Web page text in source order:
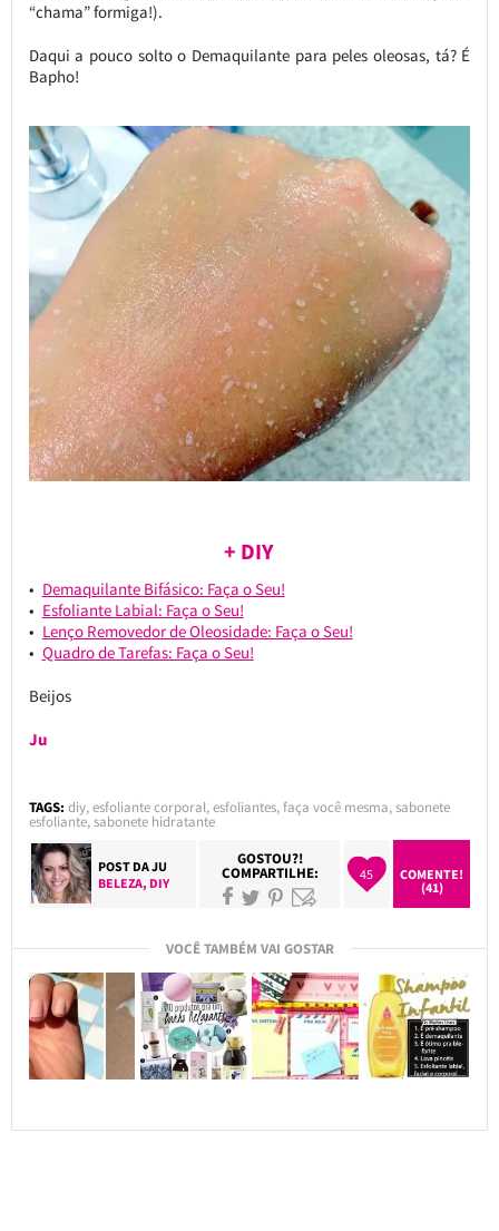
“chama” formiga!).
Daqui a pouco solto o Demaquilante para peles oleosas, tá? É
Bapho!
+ DIY
Demaquilante Bifásico: Faça o Seu!
Esfoliante Labial: Faça o Seu!
Lenço Removedor de Oleosidade: Faça o Seu!
Quadro de Tarefas: Faça o Seu!
Beijos
Ju
TAGS: diy,esfoliante corporal,esfoliantes,faça você mesma,sabonete
esfoliante,sabonete hidratante
POST DAJU
BELEZA, DIY
GOSTOU?!
COMPARTILHE: 45
COMENTE!
(41)
VOCÊ TAMBÉM VAI GOSTAR